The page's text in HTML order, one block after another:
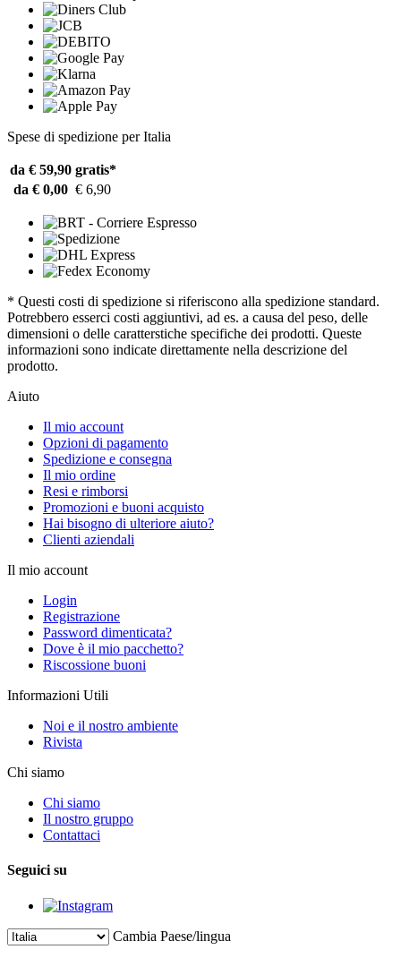
Spese di spedizione per Italia
da € 59,90 gratis*
da € 0,00 € 6,90
* Questi costi di spedizione si riferiscono alla spedizione standard.
Potrebbero esserci costi aggiuntivi, ad es. a causa del peso, delle
dimensioni o delle caratterstiche specifiche dei prodotti. Queste
informazioni sono indicate direttamente nella descrizione del
prodotto.
Aiuto
Il mio account
Opzioni di pagamento
Spedizione e consegna
Il mio ordine
Resi e rimborsi
Promozioni e buoni acquisto
Hai bisogno di ulteriore aiuto?
Clienti aziendali
Il mio account
Login
Registrazione
Password dimenticata?
Dove è il mio pacchetto?
Riscossione buoni
Informazioni Utili
Noi e il nostro ambiente
Rivista
Chi siamo
Chi siamo
Il nostro gruppo
Contattaci
Seguici su
Cambia Paese/lingua